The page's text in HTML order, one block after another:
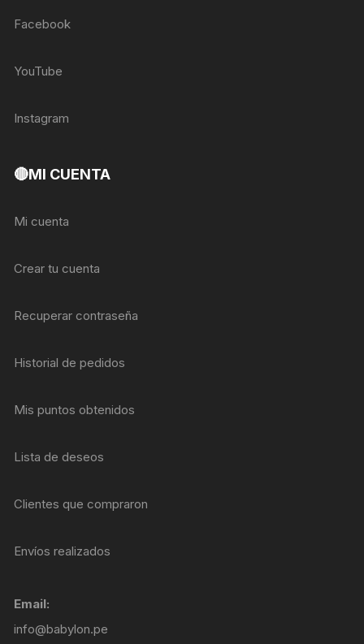
Facebook
YouTube
Instagram
🔴MI CUENTA
Mi cuenta
Crear tu cuenta
Recuperar contraseña
Historial de pedidos
Mis puntos obtenidos
Lista de deseos
Clientes que compraron
Envíos realizados
Email:
info@babylon.pe